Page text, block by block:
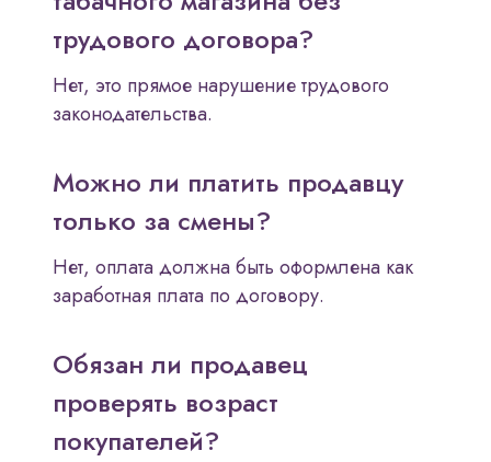
трудового договора?
Нет, это прямое нарушение трудового
законодательства.
Можно ли платить продавцу
только за смены?
Нет, оплата должна быть оформлена как
заработная плата по договору.
Обязан ли продавец
проверять возраст
покупателей?